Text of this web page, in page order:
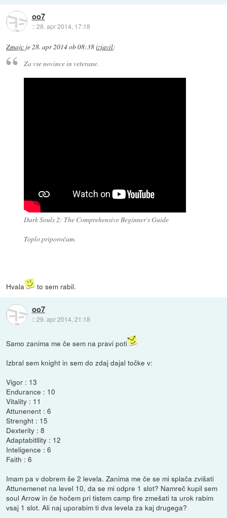
oo7
::28. apr 2014, 17:18
Zmajc je 28. apr 2014 ob 08:38izjavil:
Za vse novince in veterane.
Dark Souls 2: The Comprehensive Beginner's Guide
Toplo priporočam.
Hvala to sem rabil.
oo7
::29. apr 2014, 21:18
Samo zanima me če sem na pravi poti
Izbral sem knight in sem do zdaj dajal točke v:
Vigor : 13
Endurance : 10
Vitality : 11
Attunenent : 6
Strenght : 15
Dexterity : 8
Adaptabitllity : 12
Inteligence : 6
Faith : 6
Imam pa v dobrem še 2 levela. Zanima me če se mi splača zvišati
Attunemenet na level 10, da se mi odpre 1 slot? Namreč kupil sem
soul Arrow in če hočem pri tistem camp fire zmešati ta urok rabim
vsaj 1 slot. Ali naj uporabim ti dva levela za kaj drugega?